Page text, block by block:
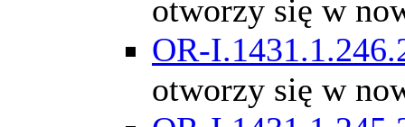
otworzy się w
OR-
otworzy się w